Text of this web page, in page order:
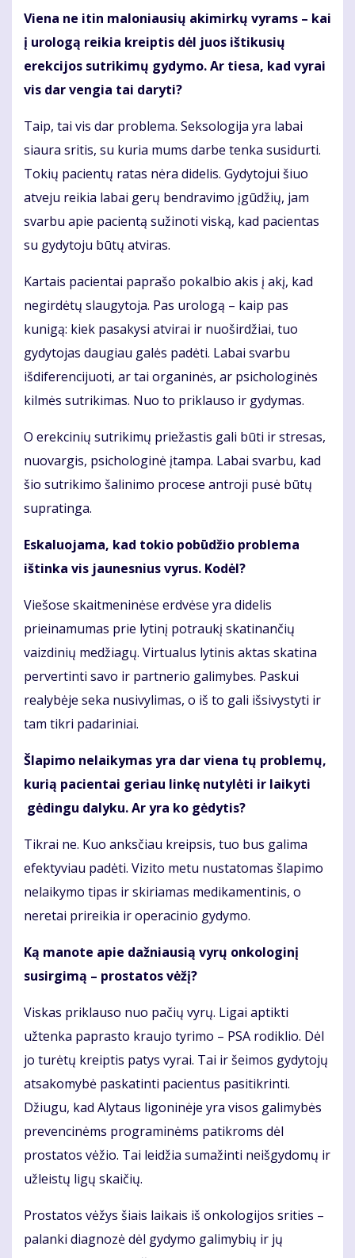
Viena ne itin maloniausių akimirkų vyrams – kai
į urologą reikia kreiptis dėl juos ištikusių
erekcijos sutrikimų gydymo. Ar tiesa, kad vyrai
vis dar vengia tai daryti?
Taip, tai vis dar problema. Seksologija yra labai
siaura sritis, su kuria mums darbe tenka susidurti.
Tokių pacientų ratas nėra didelis. Gydytojui šiuo
atveju reikia labai gerų bendravimo įgūdžių, jam
svarbu apie pacientą sužinoti viską, kad pacientas
su gydytoju būtų atviras.
Kartais pacientai paprašo pokalbio akis į akį, kad
negirdėtų slaugytoja. Pas urologą – kaip pas
kunigą: kiek pasakysi atvirai ir nuoširdžiai, tuo
gydytojas daugiau galės padėti. Labai svarbu
išdiferencijuoti, ar tai organinės, ar psichologinės
kilmės sutrikimas. Nuo to priklauso ir gydymas.
O erekcinių sutrikimų priežastis gali būti ir stresas,
nuovargis, psichologinė įtampa. Labai svarbu, kad
šio sutrikimo šalinimo procese antroji pusė būtų
supratinga.
Eskaluojama, kad tokio pobūdžio problema
ištinka vis jaunesnius vyrus. Kodėl?
Viešose skaitmeninėse erdvėse yra didelis
prieinamumas prie lytinį potraukį skatinančių
vaizdinių medžiagų. Virtualus lytinis aktas skatina
pervertinti savo ir partnerio galimybes. Paskui
realybėje seka nusivylimas, o iš to gali išsivystyti ir
tam tikri padariniai.
Šlapimo nelaikymas yra dar viena tų problemų,
kurią pacientai geriau linkę nutylėti ir laikyti
gėdingu dalyku. Ar yra ko gėdytis?
Tikrai ne. Kuo anksčiau kreipsis, tuo bus galima
efektyviau padėti. Vizito metu nustatomas šlapimo
nelaikymo tipas ir skiriamas medikamentinis, o
neretai prireikia ir operacinio gydymo.
Ką manote apie dažniausią vyrų onkologinį
susirgimą – prostatos vėžį?
Viskas priklauso nuo pačių vyrų. Ligai aptikti
užtenka paprasto kraujo tyrimo – PSA rodiklio. Dėl
jo turėtų kreiptis patys vyrai. Tai ir šeimos gydytojų
atsakomybė paskatinti pacientus pasitikrinti.
Džiugu, kad Alytaus ligoninėje yra visos galimybės
prevencinėms programinėms patikroms dėl
prostatos vėžio. Tai leidžia sumažinti neišgydomų ir
užleistų ligų skaičių.
Prostatos vėžys šiais laikais iš onkologijos srities –
palanki diagnozė dėl gydymo galimybių ir jų